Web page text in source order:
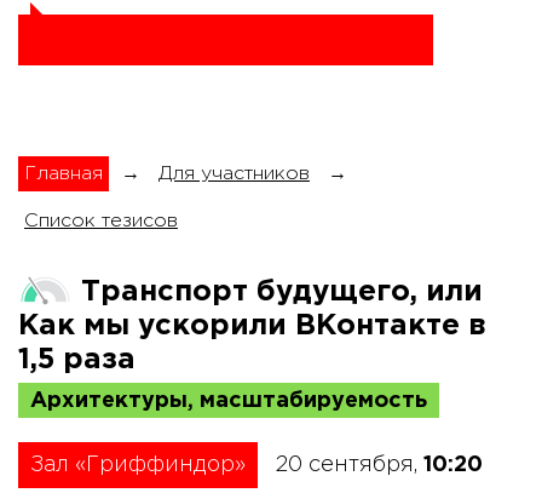
Главная → Для участников →
Список тезисов
Транспорт будущего, или
Как мы ускорили ВКонтакте в
1,5 раза
Архитектуры, масштабируемость
Зал «Гриффиндор» 20 сентября, 10:20